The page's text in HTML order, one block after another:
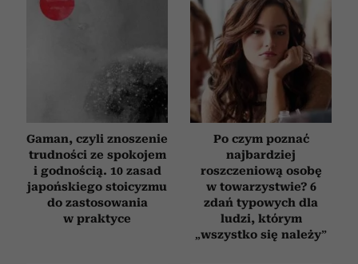
Gaman, czyli znoszenie
trudności ze spokojem
i godnością. 10 zasad
japońskiego stoicyzmu
do zastosowania
w praktyce
Po czym poznać
najbardziej
roszczeniową osobę
w towarzystwie? 6
zdań typowych dla
ludzi, którym
„wszystko się należy”